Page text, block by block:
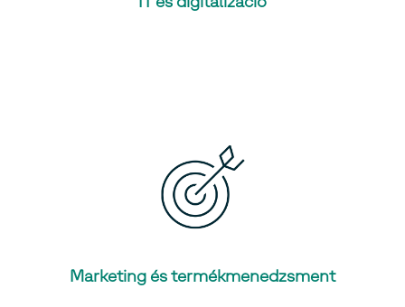
Marketing és termékmenedzsment